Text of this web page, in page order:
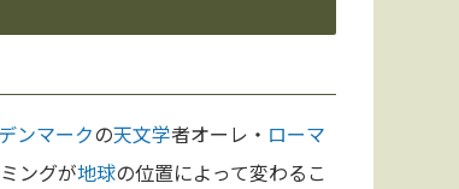
デンマークの天文学者オーレ・ ローマ
ミングが地球の位置によって変わるこ